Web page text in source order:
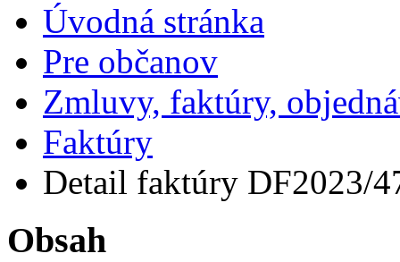
Úvodná stránka
Pre občanov
Zmluvy, faktúry,
Faktúry
Detail faktúry DF2023/
Obsah